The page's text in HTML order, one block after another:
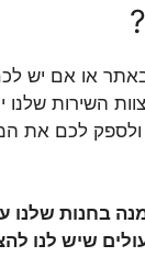
או אם יש
השירות
ולספק לכם את
בחנות שלנו
שיש לנו